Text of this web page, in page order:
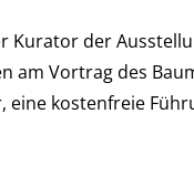
Kurator der
am Vortrag des
eine kostenfreie